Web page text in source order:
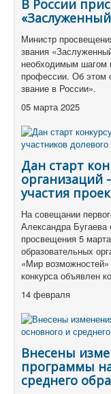
В России
Министр
звания
необходимым шагом
профессии. Об этом
звание в России».
05 марта 2025
Дан старт
организаций
участия
На совещании
Александра
просвещения 5
образовательных
«Мир
конкурса объявлен
14 февраля
Внесены
программы
среднего